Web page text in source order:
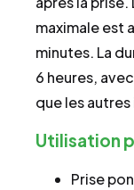
maximale est
minutes. La
6 heures,
que les
Utilisation
Prise